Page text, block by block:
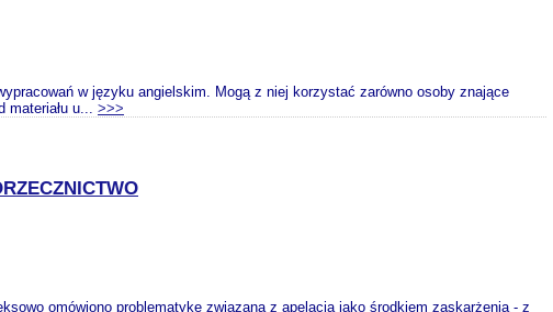
w języku angielskim. Mogą z niej korzystać zarówno osoby znające
materiału u... >>>
omówiono problematykę związaną z apelacją jako środkiem zaskarżenia - z